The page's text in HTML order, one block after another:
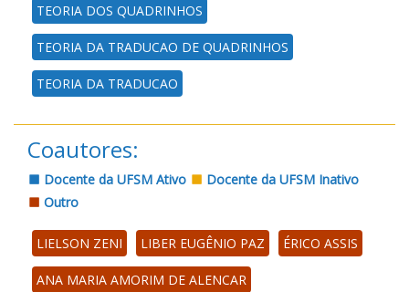
TEORIA DOS QUADRINHOS
TEORIA DA TRADUCAO DE QUADRINHOS
TEORIA DA TRADUCAO
Coautores:
Docente da UFSM Ativo
Docente da UFSM Inativo
Outro
LIELSON ZENI LIBER EUGÊNIO PAZ ÉRICO ASSIS
ANA MARIA AMORIM DE ALENCAR